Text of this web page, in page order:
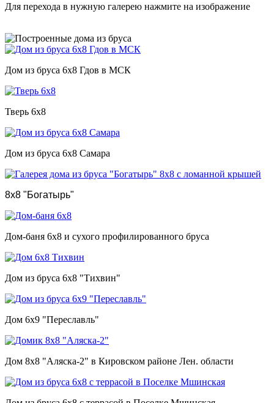
Для перехода в нужную галерею нажмите на изображение
Дом из бруса 6х8 Гдов в МСК
Тверь 6х8
Дом из бруса 6х8 Самара
8х8 "Богатырь"
Дом-баня 6х8 и сухого профилированного бруса
Дом из бруса 6х8 "Тихвин"
Дом 6х9 "Переславль"
Дом 8х8 "Аляска-2" в Кировском районе Лен. области